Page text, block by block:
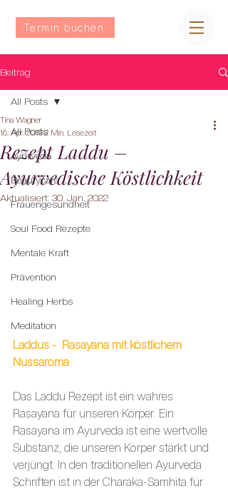
Termin buchen
Beitrag
All Posts
Ayurveda
Beautycare
Frauengesundheit
Soul Food Rezepte
Mentale Kraft
Prävention
Healing Herbs
Meditation
All Posts
Rezept Laddu –
Ayurvedische Köstlichkeit
Tina Wagner
16. Apr. 20192 Min. Lesezeit
Aktualisiert: 30. Jan. 2022
Laddus -  Rasayana mit köstlichem
Nussaroma
Das Laddu Rezept ist ein wahres
Rasayana für unseren Körper. Ein
Rasayana im Ayurveda ist eine wertvolle
Substanz, die unseren Körper stärkt und
verjüngt. In den traditionellen Ayurveda
Schriften ist in der Charaka-Samhita für